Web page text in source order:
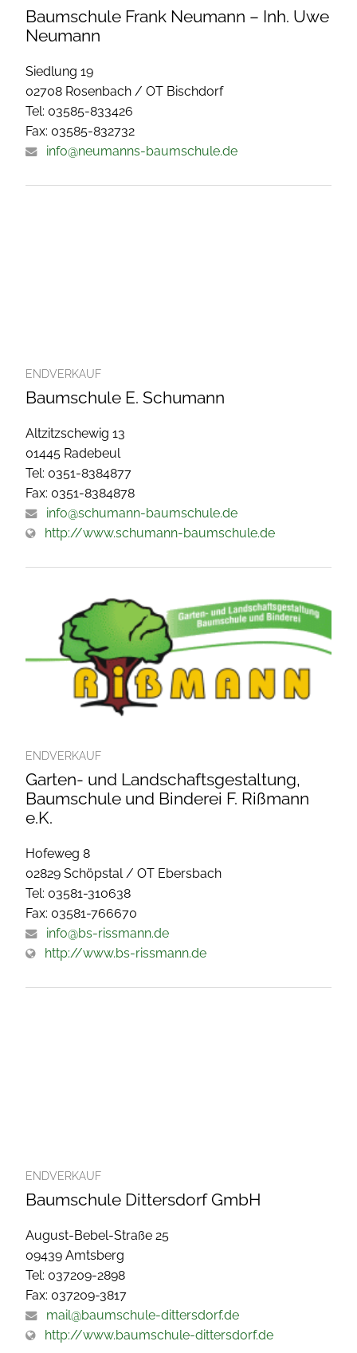
Baumschule Frank Neumann – Inh. Uwe
Neumann
Siedlung 19
02708 Rosenbach / OT Bischdorf
Tel: 03585-833426
Fax: 03585-832732
info@neumanns-baumschule.de
ENDVERKAUF
Baumschule E. Schumann
Altzitzschewig 13
01445 Radebeul
Tel: 0351-8384877
Fax: 0351-8384878
info@schumann-baumschule.de
http://www.schumann-baumschule.de
ENDVERKAUF
Garten- und Landschaftsgestaltung,
Baumschule und Binderei F. Rißmann
e.K.
Hofeweg 8
02829 Schöpstal / OT Ebersbach
Tel: 03581-310638
Fax: 03581-766670
info@bs-rissmann.de
http://www.bs-rissmann.de
ENDVERKAUF
Baumschule Dittersdorf GmbH
August-Bebel-Straße 25
09439 Amtsberg
Tel: 037209-2898
Fax: 037209-3817
mail@baumschule-dittersdorf.de
http://www.baumschule-dittersdorf.de